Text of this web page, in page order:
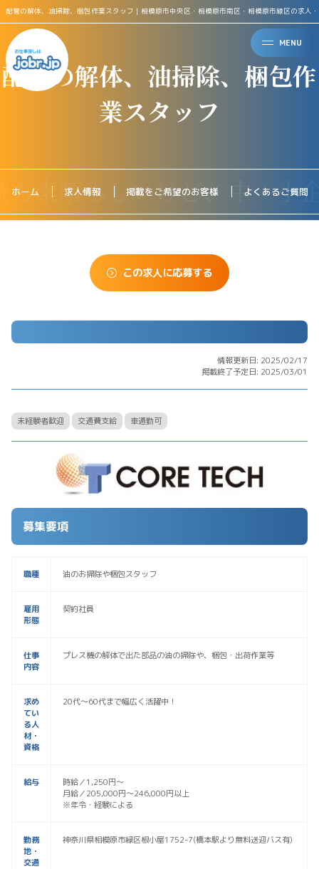
MENU
配管の解体、油掃除、梱包作業スタッフ｜相模原市中央区・相模原市南区・相模原市緑区の求人
配管の解体、油掃除、梱包作
業スタッフ
ホーム 求人情報 掲載をご希望のお客様 よくあるご質問
この求人に応募する
情報更新日: 2025/02/17
掲載終了予定日: 2025/03/01
未経験者歓迎 交通費支給 車通勤可
募集要項
職種 油のお掃除や梱包スタッフ
雇用
形態
契約社員
仕事
内容
プレス機の解体で出た部品の油の掃除や、梱包・出荷作業等
求め
てい
る人
材・
資格
20代～60代まで幅広く活躍中！
給与
時給／1,250円～
月給／205,000円～246,000円以上
※年令・経験による
勤務
地・
交通
神奈川県相模原市緑区根小屋1752-7(橋本駅より無料送迎バス有)